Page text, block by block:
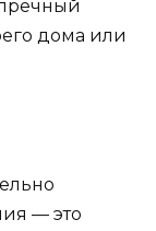
дома или
— это